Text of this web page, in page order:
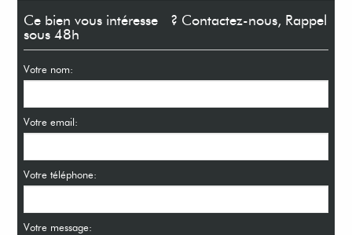
Ce bien vous intéresse ? Contactez-nous, Rappel
sous 48h
Votre nom:
Votre email:
Votre téléphone:
Votre message: